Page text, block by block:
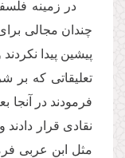
در زمینه
چندان مجالی
پیشین پیدا
تعلیقاتی که
فرمودند در آنجا
نقادی قرار
مثل ابن عربی